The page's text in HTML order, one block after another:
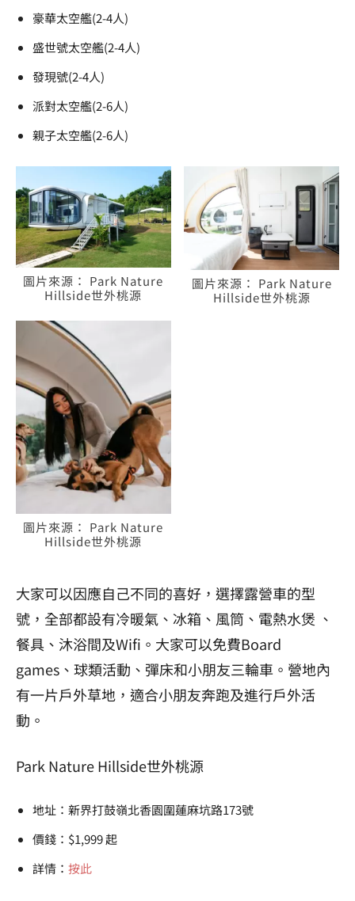
豪華太空艦(2-4人)
盛世號太空艦(2-4人)
發現號(2-4人)
派對太空艦(2-6人)
親子太空艦(2-6人)
圖片來源： Park Nature
Hillside世外桃源
圖片來源： Park Nature
Hillside世外桃源
圖片來源： Park Nature
Hillside世外桃源
大家可以因應自己不同的喜好，選擇露營車的型
號，全部都設有冷暖氣、冰箱、風筒、電熱水煲 、
餐具、沐浴間及Wifi。大家可以免費Board
games、球類活動、彈床和小朋友三輪車。營地內
有一片戶外草地，適合小朋友奔跑及進行戶外活
動。
Park Nature Hillside世外桃源
地址：新界打鼓嶺北香園圍蓮麻坑路173號
價錢：$1,999 起
詳情： 按此